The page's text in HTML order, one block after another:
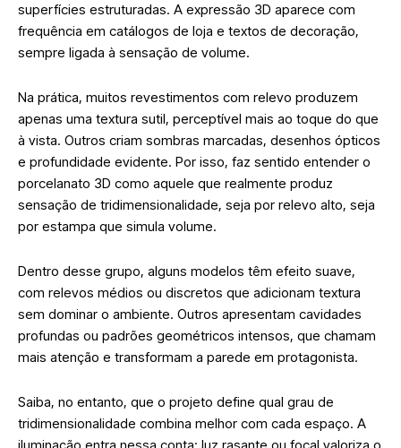
superfícies estruturadas. A expressão 3D aparece com
frequência em catálogos de loja e textos de decoração,
sempre ligada à sensação de volume.
Na prática, muitos revestimentos com relevo produzem
apenas uma textura sutil, perceptível mais ao toque do que
à vista. Outros criam sombras marcadas, desenhos ópticos
e profundidade evidente. Por isso, faz sentido entender o
porcelanato 3D como aquele que realmente produz
sensação de tridimensionalidade, seja por relevo alto, seja
por estampa que simula volume.
Dentro desse grupo, alguns modelos têm efeito suave,
com relevos médios ou discretos que adicionam textura
sem dominar o ambiente. Outros apresentam cavidades
profundas ou padrões geométricos intensos, que chamam
mais atenção e transformam a parede em protagonista.
Saiba, no entanto, que o projeto define qual grau de
tridimensionalidade combina melhor com cada espaço. A